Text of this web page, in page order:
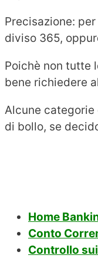
Precisazione: per
diviso 365,
Poichè non tutte
bene richiedere
Alcune categorie
di bollo, se
Home
Conto
Controllo